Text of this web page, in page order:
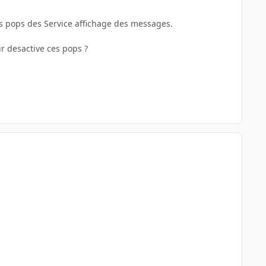
des Service affichage des messages.
desactive ces pops ?